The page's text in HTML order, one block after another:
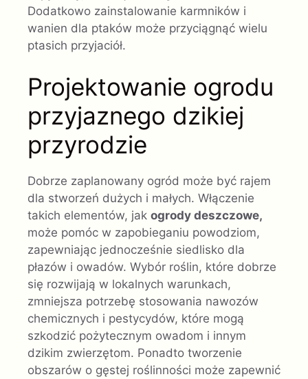
Dodatkowo zainstalowanie karmników i
wanien dla ptaków może przyciągnąć wielu
ptasich przyjaciół.
Projektowanie ogrodu
przyjaznego dzikiej
przyrodzie
Dobrze zaplanowany ogród może być rajem
dla stworzeń dużych i małych. Włączenie
takich elementów, jak ogrody deszczowe,
może pomóc w zapobieganiu powodziom,
zapewniając jednocześnie siedlisko dla
płazów i owadów. Wybór roślin, które dobrze
się rozwijają w lokalnych warunkach,
zmniejsza potrzebę stosowania nawozów
chemicznych i pestycydów, które mogą
szkodzić pożytecznym owadom i innym
dzikim zwierzętom. Ponadto tworzenie
obszarów o gęstej roślinności może zapewnić